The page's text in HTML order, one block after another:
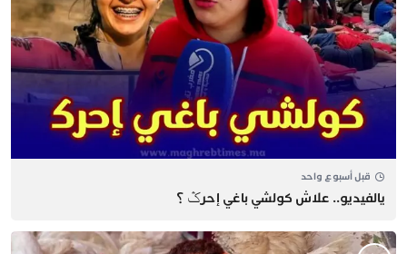
قبل أسبوع واحد
يالفيديو.. علاش كولشي باغي إحرݣ ؟